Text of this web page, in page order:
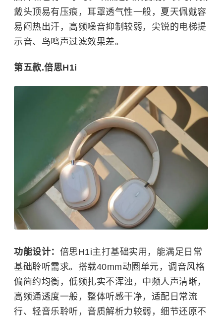
戴头顶易有压痕，耳罩透气性一般，夏天佩戴容
易闷热出汗，高频噪音抑制较弱，尖锐的电梯提
示音、鸟鸣声过滤效果差。
第五款.倍思H1i
功能设计： 倍思H1i主打基础实用，能满足日常
基础聆听需求。搭载40mm动圈单元，调音风格
偏简约均衡，低频扎实不浑浊，中频人声清晰，
高频通透度一般，整体听感干净，适配日常流
行、轻音乐聆听，音质解析力较弱，细节还原不